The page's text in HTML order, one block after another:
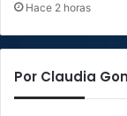
Hace 2 horas
Por Claudia